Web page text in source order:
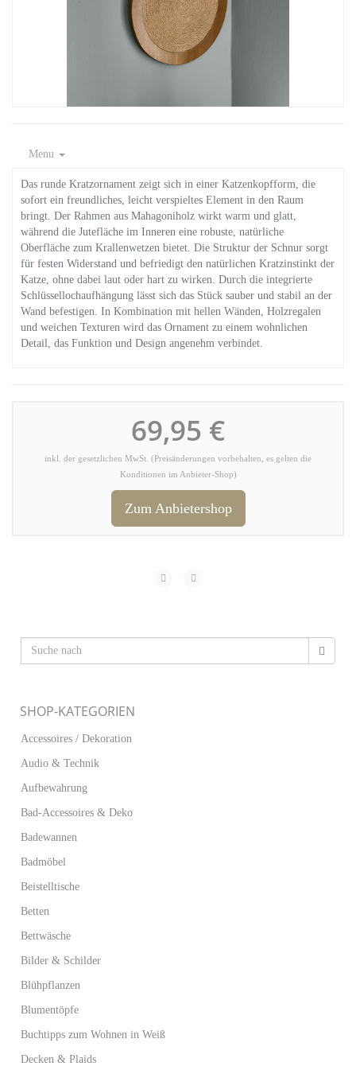
Menu
Das runde Kratzornament zeigt sich in einer Katzenkopfform, die
sofort ein freundliches, leicht verspieltes Element in den Raum
bringt. Der Rahmen aus Mahagoniholz wirkt warm und glatt,
während die Jutefläche im Inneren eine robuste, natürliche
Oberfläche zum Krallenwetzen bietet. Die Struktur der Schnur sorgt
für festen Widerstand und befriedigt den natürlichen Kratzinstinkt der
Katze, ohne dabei laut oder hart zu wirken. Durch die integrierte
Schlüssellochaufhängung lässt sich das Stück sauber und stabil an der
Wand befestigen. In Kombination mit hellen Wänden, Holzregalen
und weichen Texturen wird das Ornament zu einem wohnlichen
Detail, das Funktion und Design angenehm verbindet.
69,95 €
inkl. der gesetzlichen MwSt. (Preisänderungen vorbehalten, es gelten die
Konditionen im Anbieter-Shop)
Zum Anbietershop
SHOP-KATEGORIEN
Accessoires / Dekoration
Audio & Technik
Aufbewahrung
Bad-Accessoires & Deko
Badewannen
Badmöbel
Beistelltische
Betten
Bettwäsche
Bilder & Schilder
Blühpflanzen
Blumentöpfe
Buchtipps zum Wohnen in Weiß
Decken & Plaids